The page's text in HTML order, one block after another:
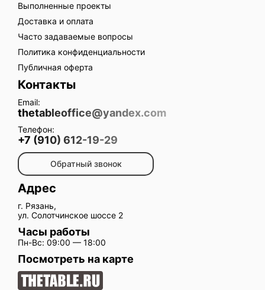
Выполненные проекты
Доставка и оплата
Часто задаваемые вопросы
Политика конфиденциальности
Публичная оферта
Контакты
Email:
thetableoffice@yandex.com
Телефон:
+7 (910) 612-19-29
Обратный звонок
Адрес
г. Рязань,
ул. Солотчинское шоссе 2
Часы работы
Пн-Вс: 09:00 — 18:00
Посмотреть на карте